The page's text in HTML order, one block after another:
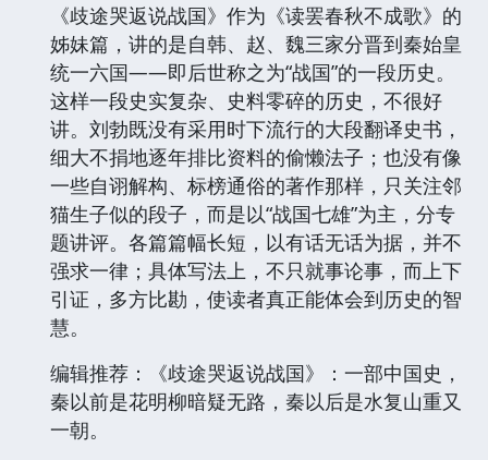
《歧途哭返说战国》作为《读罢春秋不成歌》的
姊妹篇，讲的是自韩、赵、魏三家分晋到秦始皇
统一六国——即后世称之为“战国”的一段历史。
这样一段史实复杂、史料零碎的历史，不很好
讲。刘勃既没有采用时下流行的大段翻译史书，
细大不捐地逐年排比资料的偷懒法子；也没有像
一些自诩解构、标榜通俗的著作那样，只关注邻
猫生子似的段子，而是以“战国七雄”为主，分专
题讲评。各篇篇幅长短，以有话无话为据，并不
强求一律；具体写法上，不只就事论事，而上下
引证，多方比勘，使读者真正能体会到历史的智
慧。
编辑推荐：《歧途哭返说战国》：一部中国史，
秦以前是花明柳暗疑无路，秦以后是水复山重又
一朝。